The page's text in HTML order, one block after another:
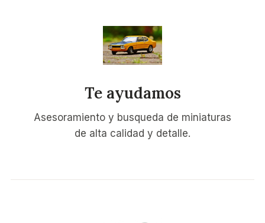
Te ayudamos
Asesoramiento y busqueda de miniaturas
de alta calidad y detalle.